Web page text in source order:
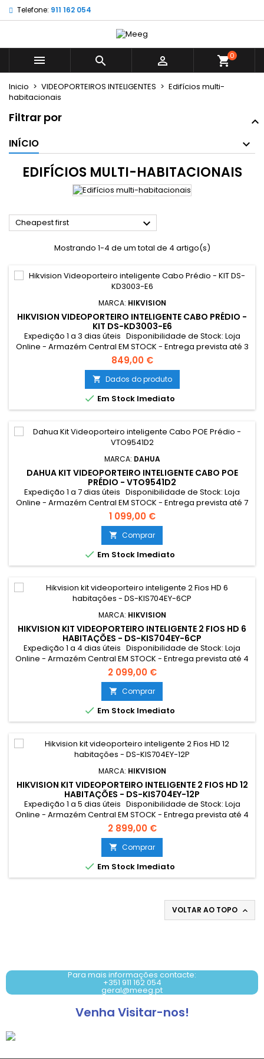
Telefone: 911 162 054
   shopping_cart0
Inicio VIDEOPORTEIROS INTELIGENTES
Edifícios multi-
habitacionais
Filtrar por
INÍCIO
EDIFÍCIOS MULTI-HABITACIONAIS
Cheapest first 
Mostrando 1-4 de um total de 4 artigo(s)
MARCA: HIKVISION
HIKVISION VIDEOPORTEIRO INTELIGENTE CABO PRÉDIO -
KIT DS-KD3003-E6
Expedição 1 a 3 dias úteis Disponibilidade de Stock: Loja
Online - Armazém Central EM STOCK - Entrega prevista até 3
dias úteis Loja Braga - Rua António Fernandes Ferreira
Gomes SEM STOCK - Por encomenda - chegada até 2 dias
úteis **PREÇO POR ORÇAMENTO** Resumo: *Suporta até
500 Apartamentos
849,00 €
 Dados do produto
 Em Stock Imediato
MARCA: DAHUA
DAHUA KIT VIDEOPORTEIRO INTELIGENTE CABO POE
PRÉDIO - VTO9541D2
Expedição 1 a 7 dias úteis Disponibilidade de Stock: Loja
Online - Armazém Central EM STOCK - Entrega prevista até 7
dias úteis Loja Braga - Rua António Fernandes Ferreira
Gomes SEM STOCK - Por encomenda - chegada até 7 dias
úteis **POR ORÇAMENTO** Resumo: *Conexão Cabo UTP
POE
1 099,00 €
 Comprar
 Em Stock Imediato
MARCA: HIKVISION
HIKVISION KIT VIDEOPORTEIRO INTELIGENTE 2 FIOS HD 6
HABITAÇÕES - DS-KIS704EY-6CP
Expedição 1 a 4 dias úteis Disponibilidade de Stock: Loja
Online - Armazém Central EM STOCK - Entrega prevista até 4
dias úteis Loja Braga - Rua António Fernandes Ferreira
Gomes SEM STOCK - Por encomenda - chegada até 4 dias
úteis
2 099,00 €
 Comprar
 Em Stock Imediato
MARCA: HIKVISION
HIKVISION KIT VIDEOPORTEIRO INTELIGENTE 2 FIOS HD 12
HABITAÇÕES - DS-KIS704EY-12P
Expedição 1 a 5 dias úteis Disponibilidade de Stock: Loja
Online - Armazém Central EM STOCK - Entrega prevista até 4
dias úteis Loja Braga - Rua António Fernandes Ferreira
Gomes SEM STOCK - Por encomenda - chegada até 4 dias
úteis
2 899,00 €
 Comprar
 Em Stock Imediato
VOLTAR AO TOPO 
Para mais informações contacte:
+351 911 162 054
geral@meeg.pt
Venha Visitar-nos!
My wishlists ×
add_circle_outlineCreate new list
((modalTitle)) ×
((confirmMessage))
((cancelText)) ((modalDeleteText))
((title)) ×
((label))
Entrar ×
É necessário ter sessão iniciada para guardar
produtos na sua lista de desejos.